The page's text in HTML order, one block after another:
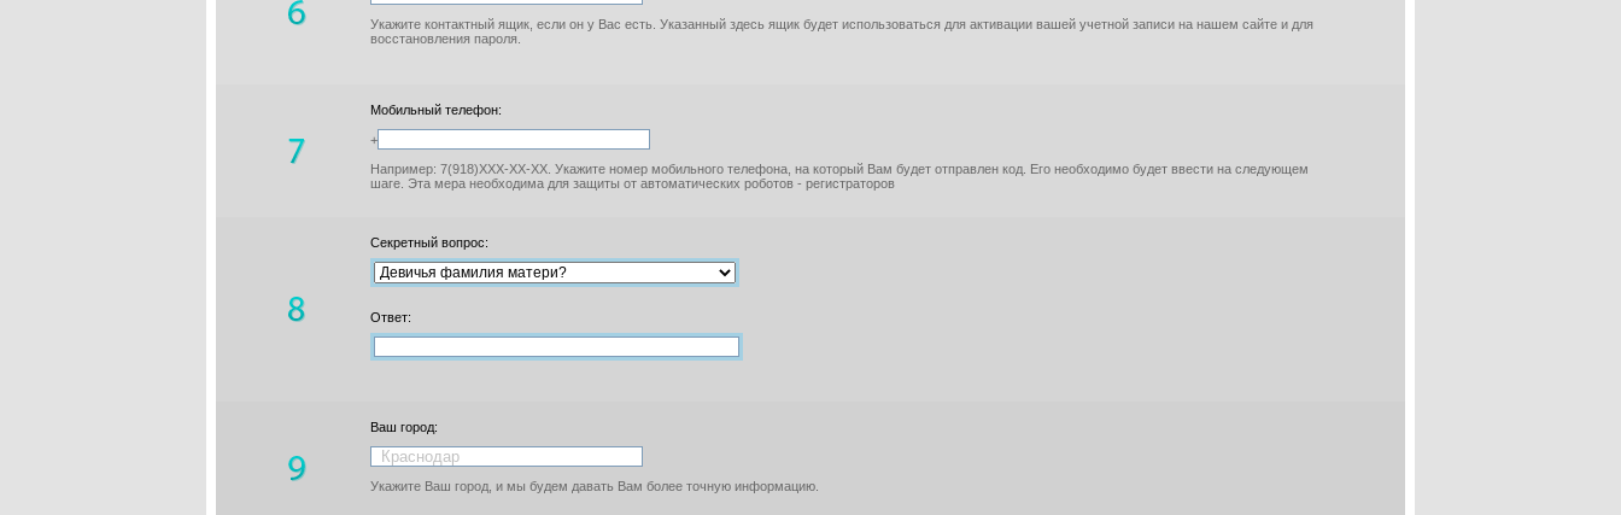
Укажите контактный ящик, если он у Вас есть. Указанный здесь ящик будет использоваться для активации вашей учетной записи на нашем сайте и для
восстановления пароля.
Мобильный телефон:
+
Например: 7(918)XXX-XX-XX. Укажите номер мобильного телефона, на который Вам будет отправлен код. Его необходимо будет ввести на следующем
шаге. Эта мера необходима для защиты от автоматических роботов - регистраторов
Секретный вопрос:
Ответ:
Ваш город:
Укажите Ваш город, и мы будем давать Вам более точную информацию.